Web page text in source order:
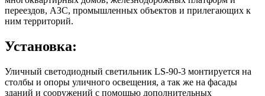
переездов, АЗС, промышленных объектов и прилегающих к
ним территорий.
Установка:
Уличный светодиодный светильник LS-90-3 монтируется на
столбы и опоры уличного освещения, а так же на фасады
зданий и сооружений с помощью дополнительных